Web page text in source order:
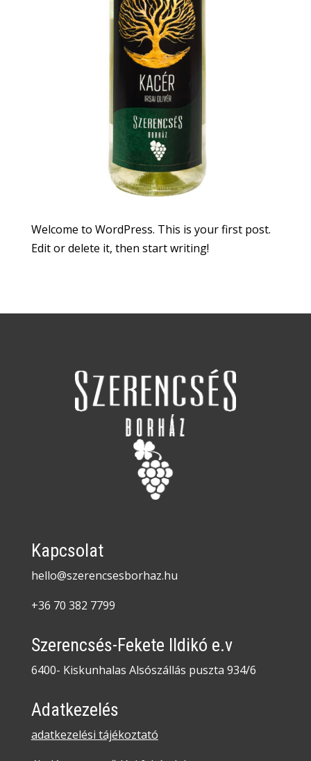
Welcome to WordPress. This is your first post.
Edit or delete it, then start writing!
Kapcsolat
hello@szerencsesborhaz.hu
+36 70 382 7799
Szerencsés-Fekete Ildikó e.v
6400- Kiskunhalas Alsószállás puszta 934/6
Adatkezelés
adatkezelési tájékoztató